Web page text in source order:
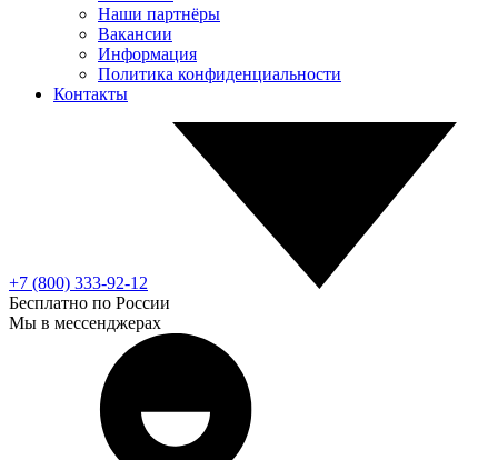
Наши партнёры
Вакансии
Информация
Политика конфиденциальности
Контакты
+7 (800) 333-92-12
Бесплатно по России
Мы в мессенджерах